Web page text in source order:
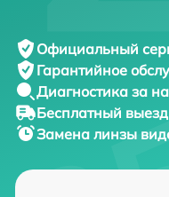
Официальный
Гарантийное
Диагностика за
Бесплатный
Замена линзы